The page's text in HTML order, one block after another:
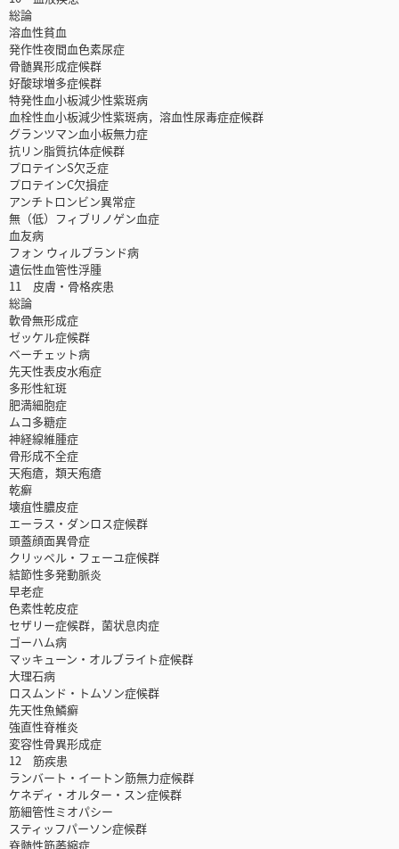
総論
溶血性貧血
発作性夜間血色素尿症
骨髄異形成症候群
好酸球増多症候群
特発性血小板減少性紫斑病
血栓性血小板減少性紫斑病，溶血性尿毒症症候群
グランツマン血小板無力症
抗リン脂質抗体症候群
プロテインS欠乏症
プロテインC欠損症
アンチトロンビン異常症
無（低）フィブリノゲン血症
血友病
フォン ウィルブランド病
遺伝性血管性浮腫
11 皮膚・骨格疾患
総論
軟骨無形成症
ゼッケル症候群
ベーチェット病
先天性表皮水疱症
多形性紅斑
肥満細胞症
ムコ多糖症
神経線維腫症
骨形成不全症
天疱瘡，類天疱瘡
乾癬
壊疽性膿皮症
エーラス・ダンロス症候群
頭蓋顔面異骨症
クリッペル・フェーユ症候群
結節性多発動脈炎
早老症
色素性乾皮症
セザリー症候群，菌状息肉症
ゴーハム病
マッキューン・オルブライト症候群
大理石病
ロスムンド・トムソン症候群
先天性魚鱗癬
強直性脊椎炎
変容性骨異形成症
12 筋疾患
ランバート・イートン筋無力症候群
ケネディ・オルター・スン症候群
筋細管性ミオパシー
スティッフパーソン症候群
脊髄性筋萎縮症